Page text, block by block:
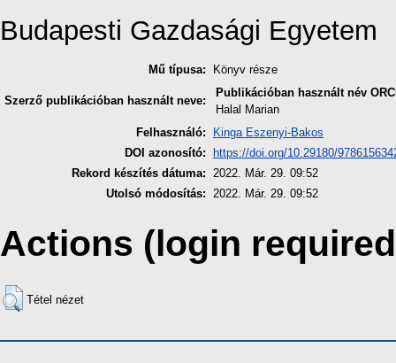
Budapesti Gazdasági Egyetem
Mű típusa: Könyv része
Szerző publikációban használt neve:
Publikációban használt név
Halal Marian
Felhasználó:
Kinga Eszenyi-Bakos
DOI azonosító:
https://doi.org/10.29180/
Rekord készítés dátuma: 2022. Már. 29. 09:52
Utolsó módosítás: 2022. Már. 29. 09:52
Actions (login
Tétel nézet